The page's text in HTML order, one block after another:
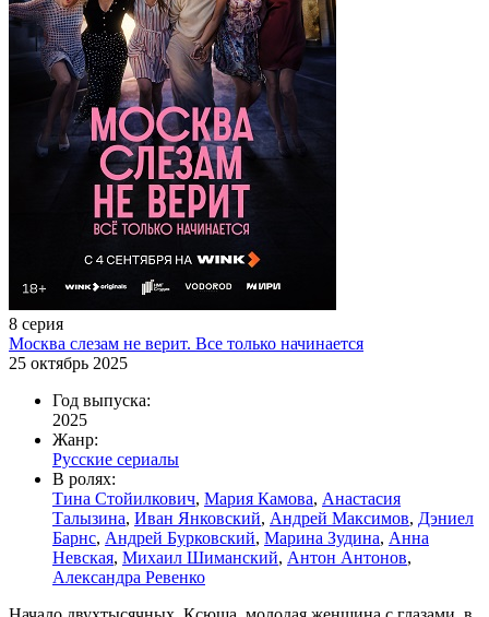
8 серия
Москва слезам не верит. Все только начинается
25 октябрь 2025
Год выпуска:
2025
Жанр:
Русские сериалы
В ролях:
Тина Стойилкович, Мария Камова, Анастасия
Талызина, Иван Янковский, Андрей Максимов, Дэниел
Барнс, Андрей Бурковский, Марина Зудина, Анна
Невская, Михаил Шиманский, Антон Антонов,
Александра Ревенко